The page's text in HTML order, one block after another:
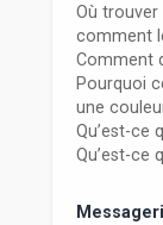
Où trouver
comment
Comment
Pourquoi
une
Qu’est-ce
Qu’est-ce